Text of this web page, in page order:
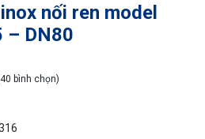
nối ren model
– DN80
bình chọn)